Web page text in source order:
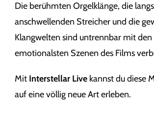
Die berühmten Orgelklänge, die
anschwellenden Streicher und die
Klangwelten sind untrennbar mit den
emotionalsten Szenen des Films
Mit Interstellar Livekannst du diese
auf eine völlig neue Art erleben.